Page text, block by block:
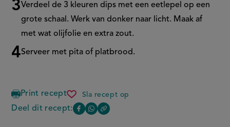
Verdeel de 3 kleuren dips met een eetlepel op een
grote schaal. Werk van donker naar licht. Maak af
met wat olijfolie en extra zout.
Serveer met pita of platbrood.
Print recept Sla recept op
gekleurde
bietendip
Deel dit recept:
DeelDeelCopy